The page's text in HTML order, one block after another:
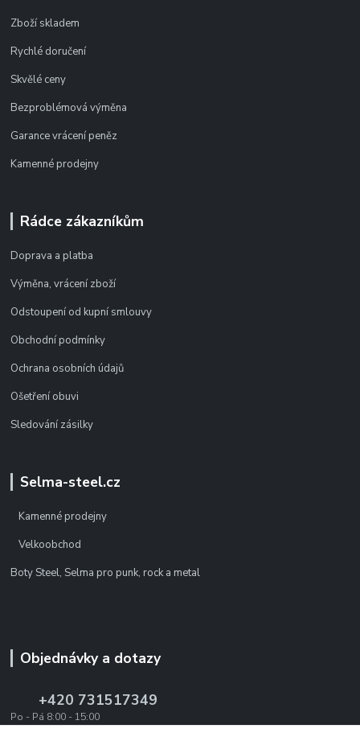
Zboží skladem
Rychlé doručení
Skvělé ceny
Bezproblémová výměna
Garance vrácení peněz
Kamenné prodejny
Rádce zákazníkům
Doprava a platba
Výměna, vrácení zboží
Odstoupení od kupní smlouvy
Obchodní podmínky
Ochrana osobních údajů
Ošetření obuvi
Sledování zásilky
Selma-steel.cz
Kamenné prodejny
Velkoobchod
Boty Steel, Selma pro punk, rock a metal
Objednávky a dotazy
+420 731517349
Po - Pá 8:00 - 15:00